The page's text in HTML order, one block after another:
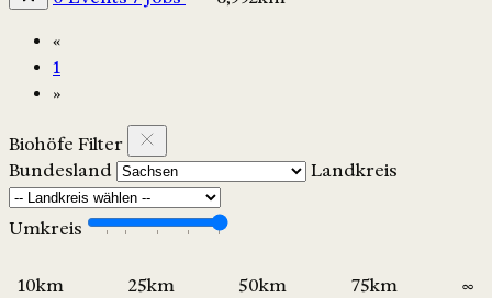
«
1
»
Biohöfe Filter
Bundesland
Landkreis
Umkreis